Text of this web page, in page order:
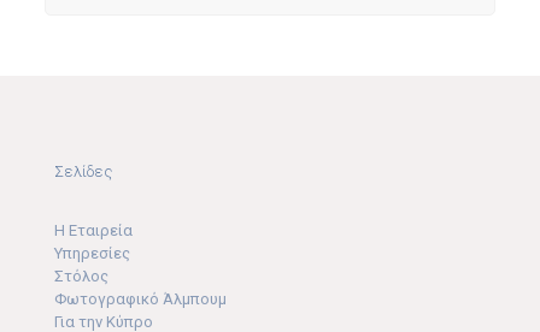
Σελίδες
Η Εταιρεία
Υπηρεσίες
Στόλος
Φωτογραφικό Άλμπουμ
Για την Κύπρο